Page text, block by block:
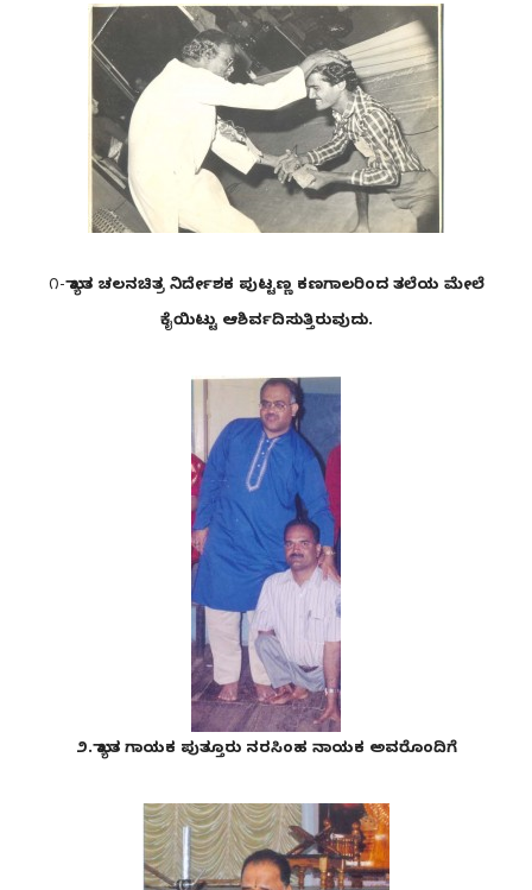
೧-ಖ್ಯಾತ ಚಲನಚಿತ್ರ ನಿರ್ದೇಶಕ ಪುಟ್ಟಣ್ಣ ಕಣಗಾಲರಿಂದ ತಲೆಯ ಮೇಲೆ
ಕೈಯಿಟ್ಟು ಆಶಿರ್ವದಿಸುತ್ತಿರುವುದು.
೨. ಖ್ಯಾತ ಗಾಯಕ ಪುತ್ತೂರು ನರಸಿಂಹ ನಾಯಕ ಅವರೊಂದಿಗೆ